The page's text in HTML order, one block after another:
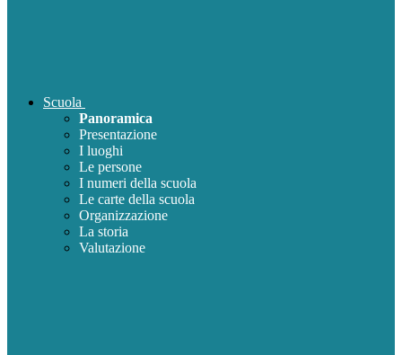
Scuola
Panoramica
Presentazione
I luoghi
Le persone
I numeri della scuola
Le carte della scuola
Organizzazione
La storia
Valutazione